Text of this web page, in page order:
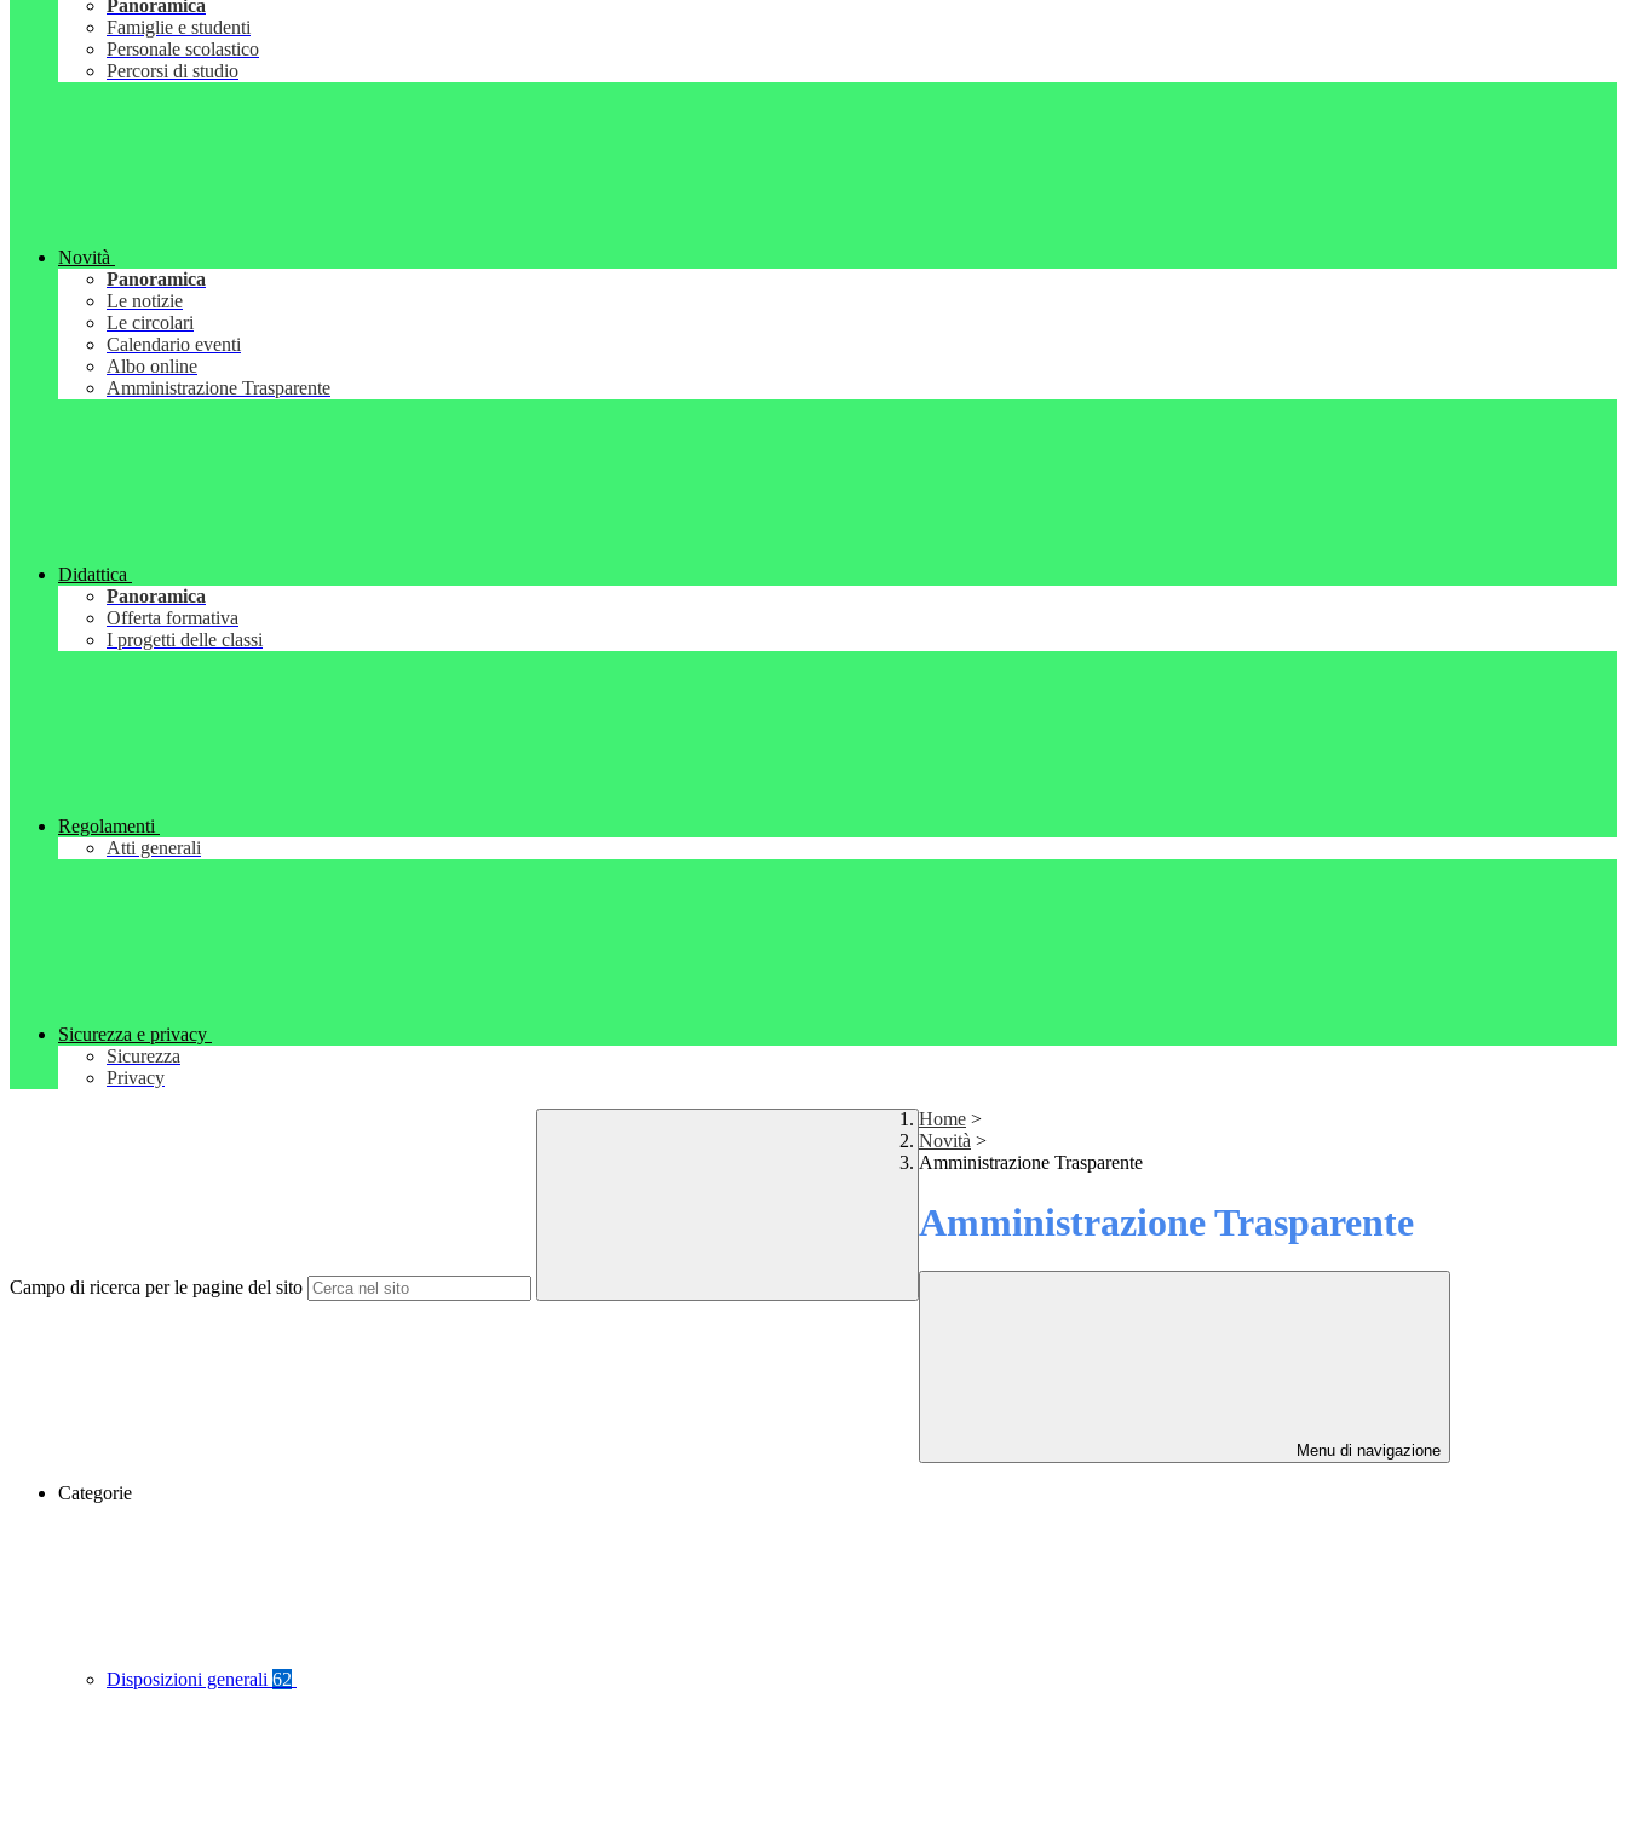
Panoramica
Famiglie e studenti
Personale scolastico
Percorsi di studio
Novità
Panoramica
Le notizie
Le circolari
Calendario eventi
Albo online
Amministrazione Trasparente
Didattica
Panoramica
Offerta formativa
I progetti delle classi
Regolamenti
Atti generali
Sicurezza e privacy
Sicurezza
Privacy
Campo di ricerca per le pagine del sito
Home >
Novità >
Amministrazione Trasparente
Amministrazione Trasparente
Menu di navigazione
Categorie
Disposizioni generali 62